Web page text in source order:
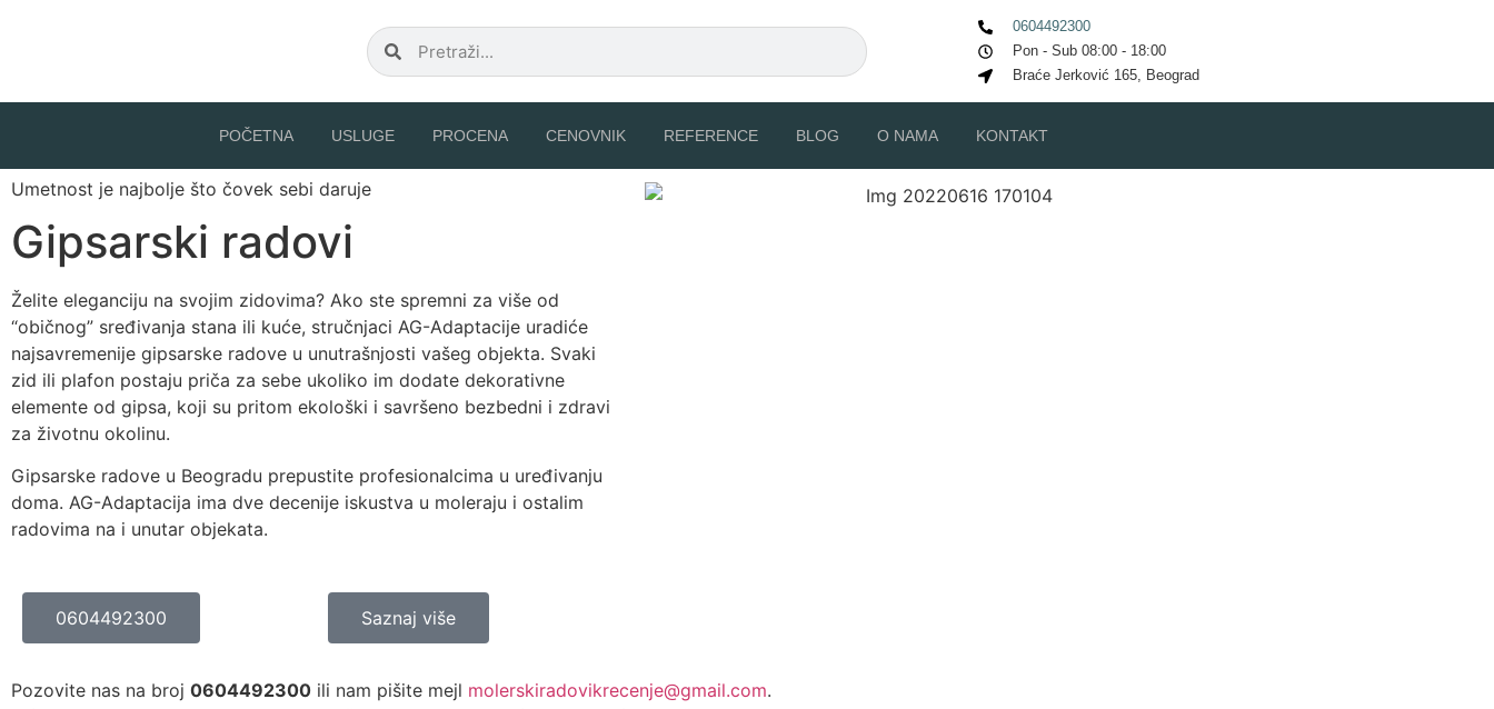
0604492300
Pon - Sub 08:00 - 18:00
Braće Jerković 165, Beograd
POČETNA USLUGE PROCENA CENOVNIK REFERENCE BLOG O NAMA KONTAKT
Umetnost je najbolje što čovek sebi daruje
Gipsarski radovi
Želite eleganciju na svojim zidovima? Ako ste spremni za više od
“običnog” sređivanja stana ili kuće, stručnjaci AG-Adaptacije uradiće
najsavremenije gipsarske radove u unutrašnjosti vašeg objekta. Svaki
zid ili plafon postaju priča za sebe ukoliko im dodate dekorativne
elemente od gipsa, koji su pritom ekološki i savršeno bezbedni i zdravi
za životnu okolinu.
Gipsarske radove u Beogradu prepustite profesionalcima u uređivanju
doma. AG-Adaptacija ima dve decenije iskustva u moleraju i ostalim
radovima na i unutar objekata.
0604492300 Saznaj više
Pozovite nas na broj 0604492300 ili nam pišite mejl molerskiradovikrecenje@gmail.com.